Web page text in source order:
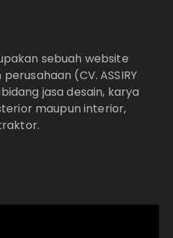
sebuah website
(CV. ASSIRY
jasa desain, karya
maupun interior,